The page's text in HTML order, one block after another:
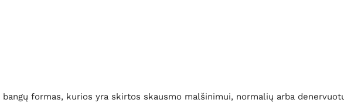
bangų formas, kurios yra skirtos skausmo malšinimui, normalių arba